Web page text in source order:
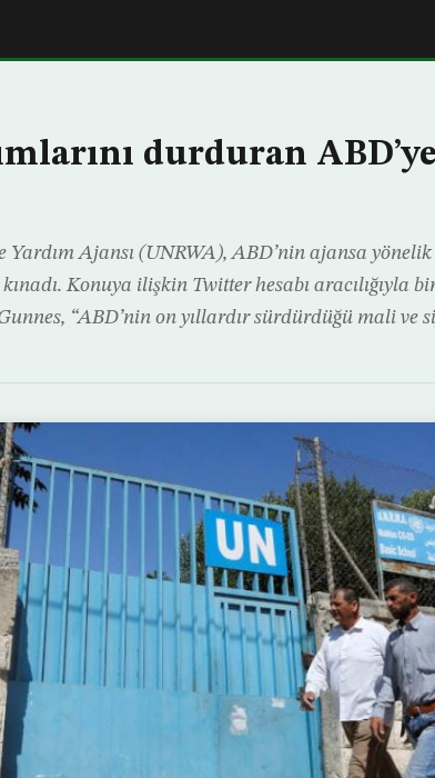
durduran ABD’ye
Ajansı (UNRWA), ABD’nin ajansa
Konuya ilişkin Twitter hesabı aracılığıyla
“ABD’nin on yıllardır sürdürdüğü mali ve